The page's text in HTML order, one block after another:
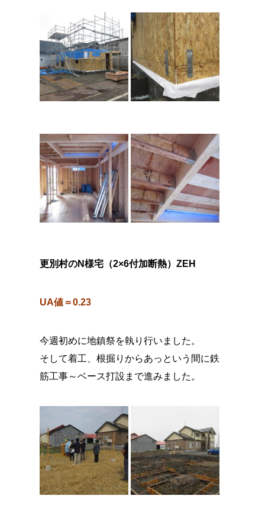
更別村のN様宅（2×6付加断熱）ZEH
UA値＝0.23
今週初めに地鎮祭を執り行いました。
そして着工、根掘りからあっという間に鉄
筋工事～ベース打設まで進みました。